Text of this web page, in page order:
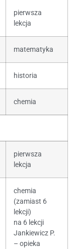
pierwsza
lekcja
matematyka
historia
chemia
pierwsza
lekcja
chemia
(zamiast 6
lekcji)
na 6 lekcji
Jankiewicz P.
– opieka